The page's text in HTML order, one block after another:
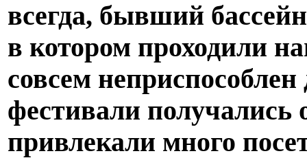
всегда, бывший
в котором проходили
совсем
фестивали
привлекали много